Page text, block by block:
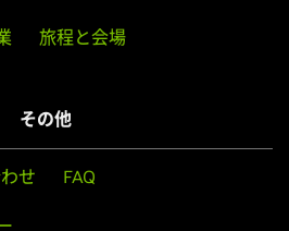
旅程と会場
その他
せ FAQ